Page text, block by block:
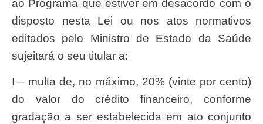
ao Programa que estiver em desacordo com o
disposto nesta Lei ou nos atos normativos
editados pelo Ministro de Estado da Saúde
sujeitará o seu titular a:
I – multa de, no máximo, 20% (vinte por cento)
do valor do crédito financeiro, conforme
gradação a ser estabelecida em ato conjunto